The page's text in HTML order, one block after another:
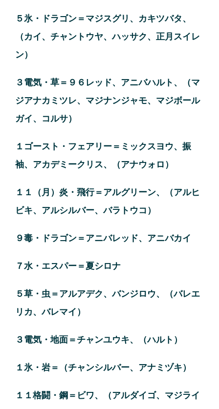
５氷・ドラゴン＝マジスグリ、カキツバタ、
（カイ、チャントウヤ、ハッサク、正月スイレ
ン）
３電気・草＝９６レッド、アニバハルト、（マ
ジアナカミツレ、マジナンジャモ、マジボール
ガイ、コルサ）
１ゴースト・フェアリー＝ミックスヨウ、振
袖、アカデミークリス、（アナウォロ）
１１（月）炎・飛行＝アルグリーン、（アルヒ
ビキ、アルシルバー、バラトウコ）
９毒・ドラゴン＝アニバレッド、アニバカイ
７水・エスパー＝夏シロナ
５草・虫＝アルアデク、バンジロウ、（バレエ
リカ、バレマイ）
３電気・地面＝チャンユウキ、（ハルト）
１氷・岩＝（チャンシルバー、アナミヅキ）
１１格闘・鋼＝ビワ、（アルダイゴ、マジライ